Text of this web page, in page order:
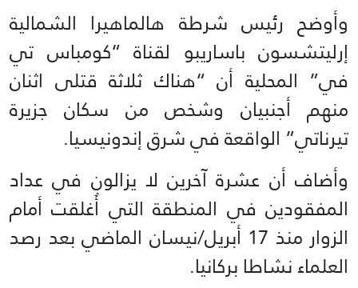
وأوضح رئيس شرطة هالماهيرا الشمالية
إرليتشسون باساريبو لقناة “كومباس تي
في” المحلية أن “هناك ثلاثة قتلى اثنان
منهم أجنبيان وشخص من سكان جزيرة
تيرناتي” الواقعة في شرق إندونيسيا.
وأضاف أن عشرة آخرين لا يزالون في عداد
المفقودين في المنطقة التي أُغلقت أمام
الزوار منذ 17 أبريل/نيسان الماضي بعد رصد
العلماء نشاطا بركانيا.